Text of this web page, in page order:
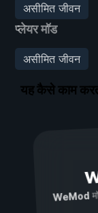
असीमित जीवन
प्लेयर मॉड
असीमित जीवन
यह कैसे काम
WeMod